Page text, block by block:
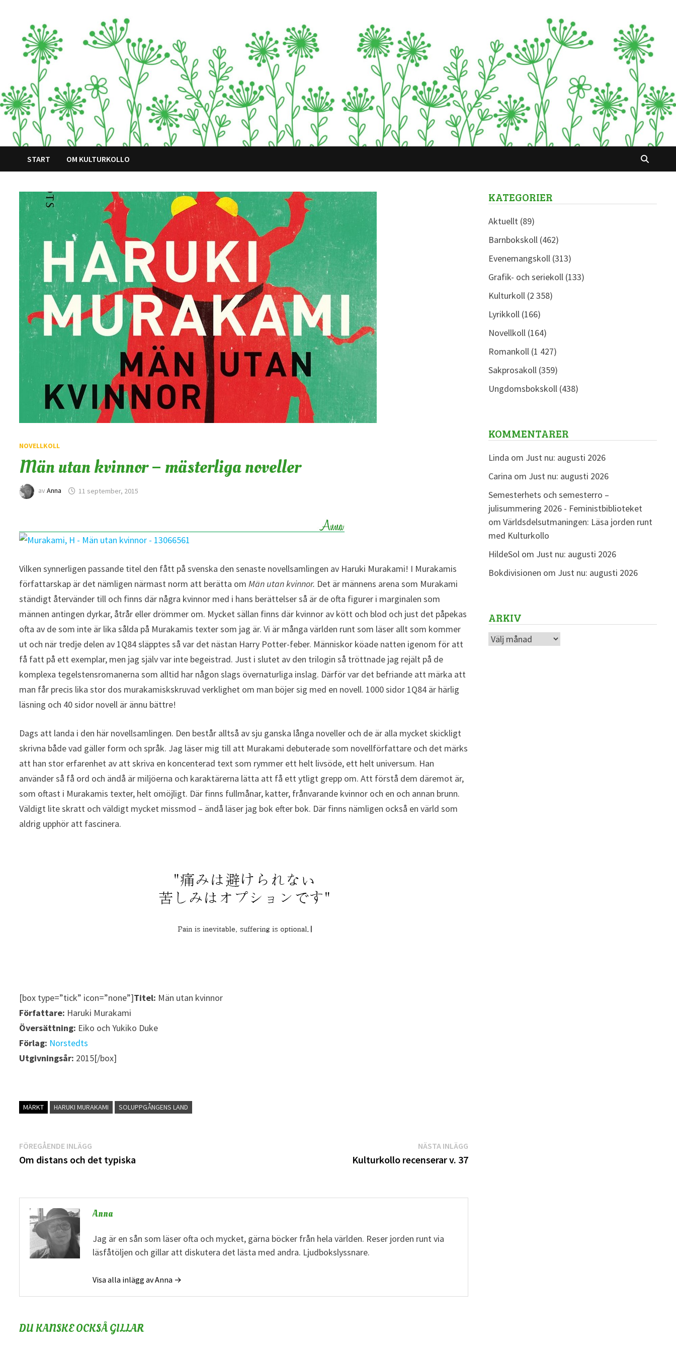
START OM KULTURKOLLO
NOVELLKOLL
Män utan kvinnor – mästerliga noveller
avAnna 11 september, 2015
Vilken synnerligen passande titel den fått på svenska den senaste novellsamlingen av Haruki Murakami! I Murakamis
författarskap är det nämligen närmast norm att berätta omMän utan kvinnor. Det är männens arena som Murakami
ständigt återvänder till och finns där några kvinnor med i hans berättelser så är de ofta figurer i marginalen som
männen antingen dyrkar, åtrår eller drömmer om. Mycket sällan finns där kvinnor av kött och blod och just det påpekas
ofta av de som inte är lika sålda på Murakamis texter som jag är. Vi är många världen runt som läser allt som kommer
ut och när tredje delen av 1Q84 släpptes så var det nästan Harry Potter-feber. Människor köade natten igenom för att
få fatt på ett exemplar, men jag själv var inte begeistrad. Just i slutet av den trilogin så tröttnade jag rejält på de
komplexa tegelstensromanerna som alltid har någon slags övernaturliga inslag. Därför var det befriande att märka att
man får precis lika stor dos murakamiskskruvad verklighet om man böjer sig med en novell. 1000 sidor 1Q84 är härlig
läsning och 40 sidor novell är ännu bättre!
Dags att landa i den här novellsamlingen. Den består alltså av sju ganska långa noveller och de är alla mycket skickligt
skrivna både vad gäller form och språk. Jag läser mig till att Murakami debuterade som novellförfattare och det märks
att han stor erfarenhet av att skriva en koncenterad text som rymmer ett helt livsöde, ett helt universum. Han
använder så få ord och ändå är miljöerna och karaktärerna lätta att få ett ytligt grepp om. Att förstå dem däremot är,
som oftast i Murakamis texter, helt omöjligt. Där finns fullmånar, katter, frånvarande kvinnor och en och annan brunn.
Väldigt lite skratt och väldigt mycket missmod – ändå läser jag bok efter bok. Där finns nämligen också en värld som
aldrig upphör att fascinera.
[box type=”tick” icon=”none”]Titel: Män utan kvinnor
Författare: Haruki Murakami
Översättning: Eiko och Yukiko Duke
Förlag: Norstedts
Utgivningsår: 2015[/box]
MÄRKT HARUKI MURAKAMI SOLUPPGÅNGENS LAND
Inläggsnavigering
FÖREGÅENDE INLÄGG
inlägg:
Om distans och det typiska
NÄSTA INLÄGGNästa
inlägg:
Kulturkollo recenserar v. 37
Anna
Jag är en sån som läser ofta och mycket, gärna böcker från hela världen. Reser jorden runt via
läsfåtöljen och gillar att diskutera det lästa med andra. Ljudbokslyssnare.
Visa alla inlägg av Anna →
DU KANSKE OCKSÅ GILLAR
KATEGORIER
Aktuellt(89)
Barnbokskoll(462)
Evenemangskoll(313)
Grafik- och seriekoll(133)
Kulturkoll(2 358)
Lyrikkoll(166)
Novellkoll(164)
Romankoll(1 427)
Sakprosakoll(359)
Ungdomsbokskoll(438)
KOMMENTARER
Linda om Just nu: augusti 2026
Carina om Just nu: augusti 2026
Semesterhets och semesterro –
julisummering 2026 - Feministbiblioteket
om Världsdelsutmaningen: Läsa jorden runt
med Kulturkollo
HildeSolom Just nu: augusti 2026
Bokdivisionen om Just nu: augusti 2026
ARKIV
Arkiv